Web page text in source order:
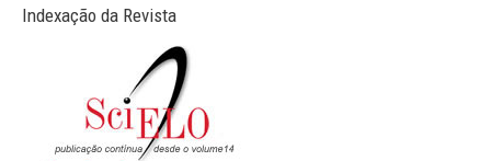
Indexação da Revista